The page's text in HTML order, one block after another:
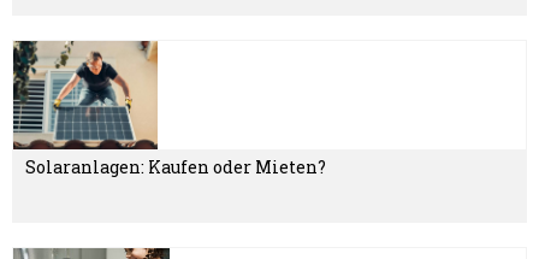
Solaranlagen: Kaufen oder Mieten?